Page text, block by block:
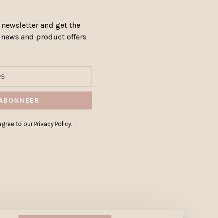
and get the
and product offers
to our Privacy Policy.